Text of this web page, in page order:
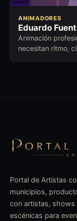
ANIMADORES
Eduardo
Animación
necesitan ritmo,
Portal de Artistas
municipios,
con artistas, shows
escénicas para